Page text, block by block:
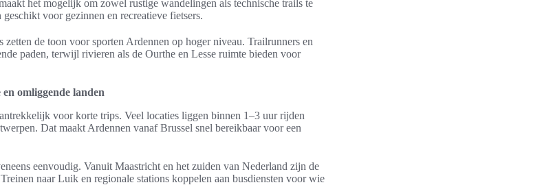
het mogelijk om zowel rustige wandelingen als technische trails te
voor gezinnen en recreatieve fietsers.
zetten de toon voor sporten Ardennen op hoger niveau. Trailrunners en
paden, terwijl rivieren als de Ourthe en Lesse ruimte bieden voor
omliggende landen
voor korte trips. Veel locaties liggen binnen 1–3 uur rijden
Dat maakt Ardennen vanaf Brussel snel bereikbaar voor een
eenvoudig. Vanuit Maastricht en het zuiden van Nederland zijn de
naar Luik en regionale stations koppelen aan busdiensten voor wie